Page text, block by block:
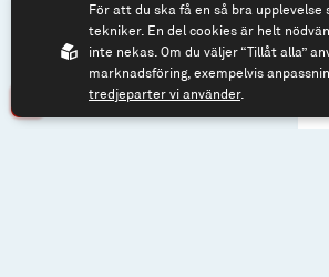
För att du ska få en så bra
tekniker. En del cookies är helt
inte nekas. Om du väljer “Tillåt alla”
marknadsföring, exempelvis
tredjeparter vi använder.